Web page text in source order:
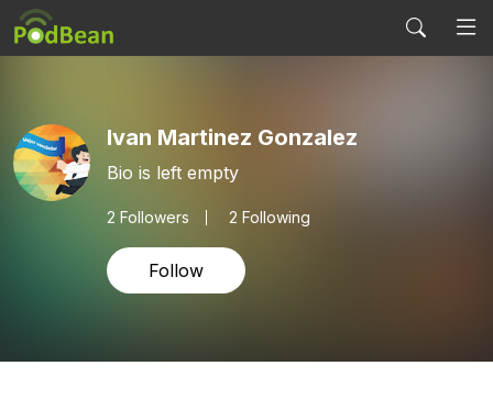
Ivan Martinez Gonzalez
Bio is left empty
2 Followers 2 Following
Follow